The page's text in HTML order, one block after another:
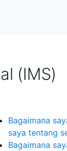
(IMS)
Bagaimana
saya tentang
Bagaimana